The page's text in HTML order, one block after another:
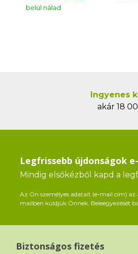
belül nálad
Ingyenes
akár 18
Legfrissebb újdonságok
Mindig elsőkézből kapd a
Az Ön személyes adatait (e-mail cím)
mailben küldjük Önnek. Beleegyezését
Biztonságos fizetés